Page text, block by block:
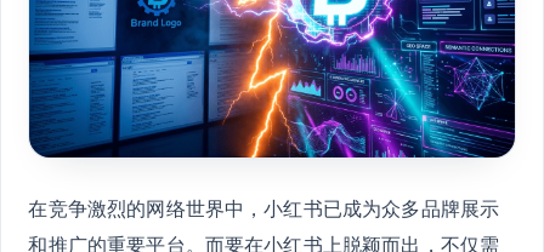
在竞争激烈的网络世界中，小红书已成为众多品牌展示
和推广的重要平台。而要在小红书上脱颖而出，不仅需